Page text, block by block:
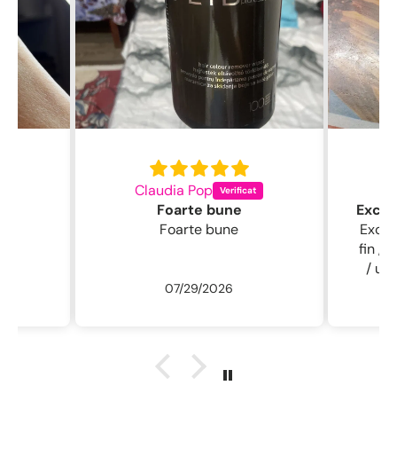
Claudia Pop
Foarte bune
Foarte bune
07/29/2026
Excelentă
fin ,
/